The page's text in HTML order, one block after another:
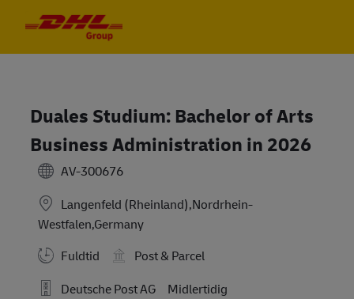
Duales Studium: Bachelor of Arts
Business Administration in 2026
AV-300676
Langenfeld (Rheinland),Nordrhein-
Westfalen,Germany
Fuldtid
Post & Parcel
Deutsche Post AG
Midlertidig